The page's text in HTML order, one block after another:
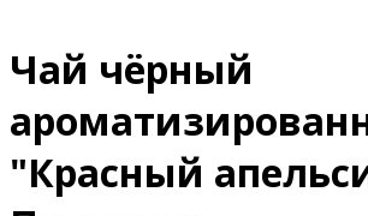
Чай чёрный
"Красный